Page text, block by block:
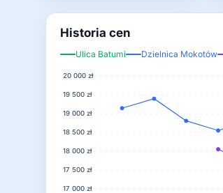
Historia cen
Ulica Batumi Dzielnica Mokotów
17 000 zł
17 500 zł
18 000 zł
18 500 zł
19 000 zł
19 500 zł
20 000 zł